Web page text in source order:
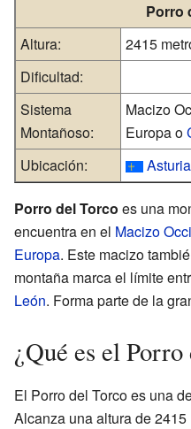
Porro
Altura:
2415
Dificultad:
Sistema
Montañoso:
Macizo
Europa o
Ubicación:
Porro del Torco es una
encuentra en el Macizo
Europa. Este macizo
montaña marca el límite
León. Forma parte de la
¿Qué es el
El Porro del Torco es una
Alcanza una altura de